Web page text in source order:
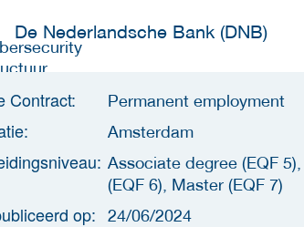
De Nederlandsche Bank (DNB)
Contract: Permanent employment
Amsterdam
Associate degree (EQF
(EQF 6), Master (EQF 7)
op: 24/06/2024